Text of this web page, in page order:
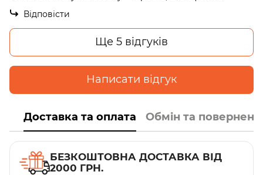
Відповісти
Ще 5 відгуків
Написати відгук
Доставка та оплата Обмін та
БЕЗКОШТОВНА ДОСТАВКА ВІД
2000 ГРН.